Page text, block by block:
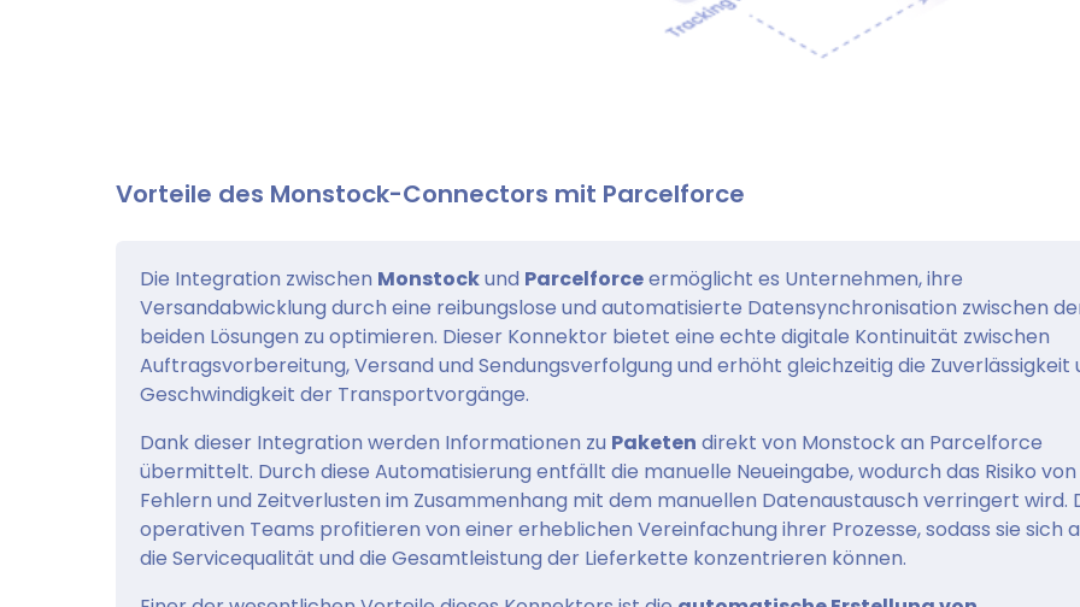
Vorteile des Monstock-Connectors mit Parcelforce
Die Integration zwischen Monstockund Parcelforceermöglicht es Unternehmen, ihre
Versandabwicklung durch eine reibungslose und automatisierte Datensynchronisation zwischen
beiden Lösungen zu optimieren. Dieser Konnektor bietet eine echte digitale Kontinuität zwischen
Auftragsvorbereitung, Versand und Sendungsverfolgung und erhöht gleichzeitig die Zuverlässigkeit
Geschwindigkeit der Transportvorgänge.
Dank dieser Integration werden Informationen zu Paketen direkt von Monstock an Parcelforce
übermittelt. Durch diese Automatisierung entfällt die manuelle Neueingabe, wodurch das Risiko von
Fehlern und Zeitverlusten im Zusammenhang mit dem manuellen Datenaustausch verringert wird.
operativen Teams profitieren von einer erheblichen Vereinfachung ihrer Prozesse, sodass sie sich
die Servicequalität und die Gesamtleistung der Lieferkette konzentrieren können.